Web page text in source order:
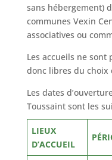
sans hébergement)
communes Vexin
associatives ou
Les accueils ne sont
donc libres du choix
Les dates
Toussaint sont les
LIEUX
D’ACCUEIL